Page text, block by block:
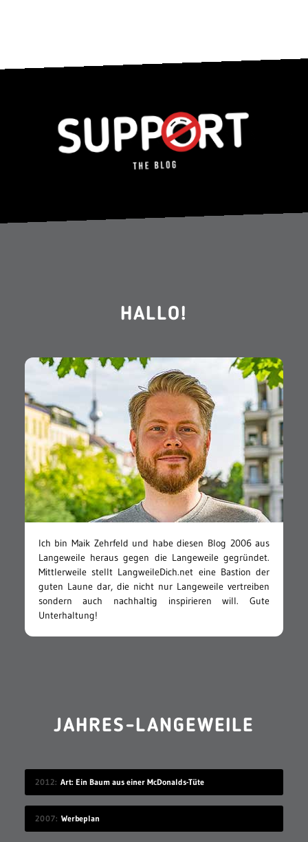
HALLO!
Ich bin Maik Zehrfeld und habe diesen Blog 2006 aus
Langeweile heraus gegen die Langeweile gegründet.
Mittlerweile stellt LangweileDich.net eine Bastion der
guten Laune dar, die nicht nur Langeweile vertreiben
sondern auch nachhaltig inspirieren will. Gute
Unterhaltung!
JAHRES-LANGEWEILE
2012 Art: Ein Baum aus einer McDonalds-Tüte
2007 Werbeplan